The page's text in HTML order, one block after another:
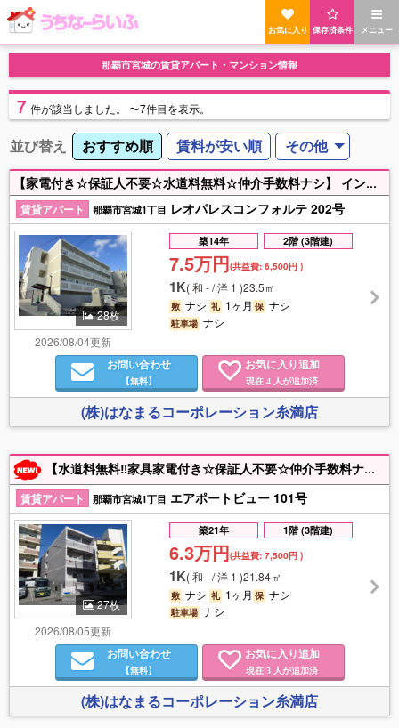
メニュー
保存済条件
お気に入り
那覇市宮城の賃貸アパート・マンション情報
7 件が該当しました。 〜7件目を表示。
並び替え おすすめ順 賃料が安い順 その他
【家電付き☆保証人不要☆水道料無料☆仲介手数料ナシ】 インターネット月額3,630円で使い放題(Wi-Fi) 家具家電付きのお部屋ですぐに新生活が始められます‼ 初期費用のご相談ならお任せください☆ お問い合わせお待ちしてます☆
賃貸アパート
那覇市宮城1丁目 レオパレスコンフォルテ 202号
28枚
2026/08/04更新
築14年 2階 (3階建)
7.5万円(共益費:6,500円 )
1K(和 - / 洋 1 )23.5㎡
敷 ナシ 礼 1ヶ月保 ナシ
駐車場 ナシ
お問い合わせ
【無料】
お気に入り追加
現在 4 人が追加済
(株)はなまるコーポレーション糸満店
【水道料無料‼家具家電付き☆保証人不要☆仲介手数料ナシ】 月額3,630円でインターネット使い放題(Wi-Fi) 家具家電付きのお部屋ですぐに新生活が始められます‼ 初期費用のご相談ならお任せください☆ お問い合わせお待ちしてます☆
賃貸アパート 那覇市宮城1丁目 エアポートビュー 101号
27枚
2026/08/05更新
築21年 1階 (3階建)
6.3万円(共益費:7,500円 )
1K(和 - / 洋 1 )21.84㎡
敷 ナシ 礼 1ヶ月保 ナシ
駐車場 ナシ
お問い合わせ
【無料】
お気に入り追加
現在 3 人が追加済
(株)はなまるコーポレーション糸満店